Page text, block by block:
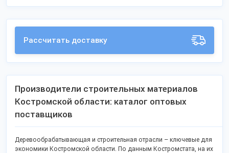
Рассчитать доставку
Производители строительных материалов
Костромской области: каталог оптовых
поставщиков
Деревообрабатывающая и строительная отрасли – ключевые для
экономики Костромской области. По данным Костромстата, на их